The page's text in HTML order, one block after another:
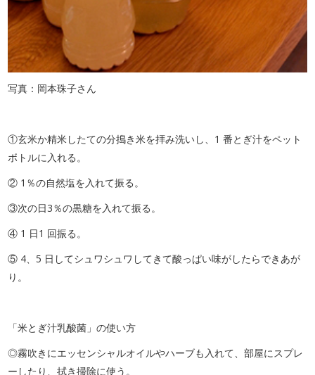
写真：岡本珠子さん
①玄米か精米したての分搗き米を拝み洗いし、1 番とぎ汁をペット
ボトルに入れる。
② 1％の自然塩を入れて振る。
③次の日3％の黒糖を入れて振る。
④ 1 日1 回振る。
⑤ 4、5 日してシュワシュワしてきて酸っぱい味がしたらできあが
り。
「米とぎ汁乳酸菌」の使い方
◎霧吹きにエッセンシャルオイルやハーブも入れて、部屋にスプレ
ーしたり、拭き掃除に使う。